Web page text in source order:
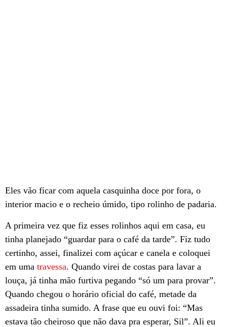
Eles vão ficar com aquela casquinha doce por fora, o
interior macio e o recheio úmido, tipo rolinho de padaria.
A primeira vez que fiz esses rolinhos aqui em casa, eu
tinha planejado “guardar para o café da tarde”. Fiz tudo
certinho, assei, finalizei com açúcar e canela e coloquei
em uma travessa. Quando virei de costas para lavar a
louça, já tinha mão furtiva pegando “só um para provar”.
Quando chegou o horário oficial do café, metade da
assadeira tinha sumido. A frase que eu ouvi foi: “Mas
estava tão cheiroso que não dava pra esperar, Sil”. Ali eu